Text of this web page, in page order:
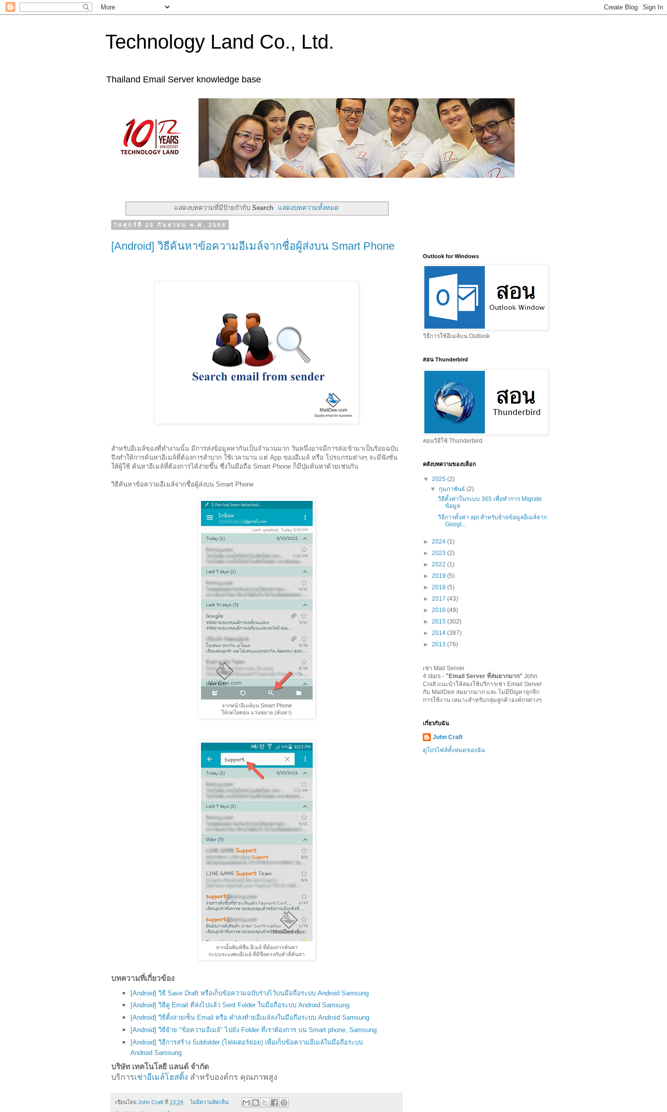
Technology Land Co., Ltd.
Thailand Email Server knowledge base
แสดงบทความที่มีป้ายกำกับ Search แสดงบทความทั้งหมด
วันศุกร์ที่ 25 กันยายน พ.ศ. 2558
[Android] วิธีค้นหาข้อความอีเมล์จากชื่อผู้ส่งบน Smart Phone
สำหรับอีเมล์ของที่ทำงานนั้น มีการส่งข้อมูลหากันเป็นจำนวนมาก วันหนึ่งอาจมีการส่งเข้ามาเป็นร้อยฉบับ
จึงทำให้การค้นหาอีเมล์ที่ต้องการลำบาก ใช้เวลานาน แต่ App ของอีเมล์ หรือ โปรแกรมต่างๆ จะมีฟังชั่น
ให้ผู้ใช้ ค้นหาอีเมล์ที่ต้องการได้ง่ายขึ้น ซึ่งในมือถือ Smart Phone ก็มีปุ่มค้นหาด้วยเช่นกัน
วิธีค้นหาข้อความอีเมล์จากชื่อผู้ส่งบน Smart Phone
จากหน้าอีเมล์บน Smart Phone
ให้กดไอคอน แว่นขยาย (ค้นหา)
จากนั้นพิมพ์ชื่อ อีเมล์ ที่ต้องการค้นหา
ระบบจะแสดงอีเมล์ฺ ที่มีชื่อตรงกับคำที่ค้นหา
บทความที่เกี่ยวข้อง
[Android] วิธี Save Draft หรือเก็บข้อความฉบับร่างไว้บนมือถือระบบ Android Samsung
[Android] วิธีดู Email ที่ส่งไปแล้ว Sent Folder ในมือถือระบบ Android Samsung
[Android] วิธีตั้งลายเซ็น Email หรือ คำลงท้ายอีเมล์ลงในมือถือระบบ Android Samsung
[Android] วิธีย้าย "ข้อความอีเมล์" ไปยัง Folder ที่เราต้องการ บน Smart phone, Samsung
[Android] วิธีการสร้าง Subfolder (โฟลเดอร์ย่อย) เพื่อเก็บข้อความอีเมล์ในมือถือระบบ
Android Samsung
บริษัท เทคโนโลยี แลนด์ จำกัด
บริการเช่าอีเมล์โฮสติ้ง สำหรับองค์กร คุณภาพสูง
เขียนโดย John Craft ที่ 13:24 ไม่มีความคิดเห็น:
Outlook for Windows
วิธีการใช้อีเมล์บน Outlook
สอน Thunderbird
สอนวิธีใช้ Thunderbird
คลังบทความของบล็อก
▼ 2025 (2)
▼ กุมภาพันธ์(2)
วิธีตั้งค่าในระบบ 365 เพื่อทำการ Migrate
ข้อมูล
วิธีการตั้งค่า api สำหรับย้ายข้อมูลอีเมล์จาก
Googl...
► 2024 (1)
► 2023 (2)
► 2022 (1)
► 2019 (5)
► 2018 (5)
► 2017 (43)
► 2016 (49)
► 2015 (302)
► 2014 (387)
► 2013 (76)
เช่า Mail Server
4 stars - " Email Server ที่ล่มยากมาก" John
Craft แนะนำให้ลองใช้บริการเช่า Email Server
กับ MailDee ล่มยากมาก และ ไม่มีปัญหาจุกจิก
การใช้งาน เหมาะสำหรับกลุ่มลูกค้าองค์กรต่างๆ
เกี่ยวกับฉัน
John Craft
ดูโปรไฟล์ทั้งหมดของฉัน